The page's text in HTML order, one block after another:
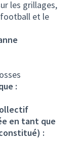
les grillages,
et le
:
en tant que
: